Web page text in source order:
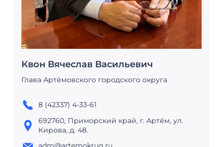
Квон Вячеслав Васильевич
Глава Артёмовского городского округа
8 (42337) 4-33-61
692760, Приморский край, г. Артём, ул.
Кирова, д. 48.